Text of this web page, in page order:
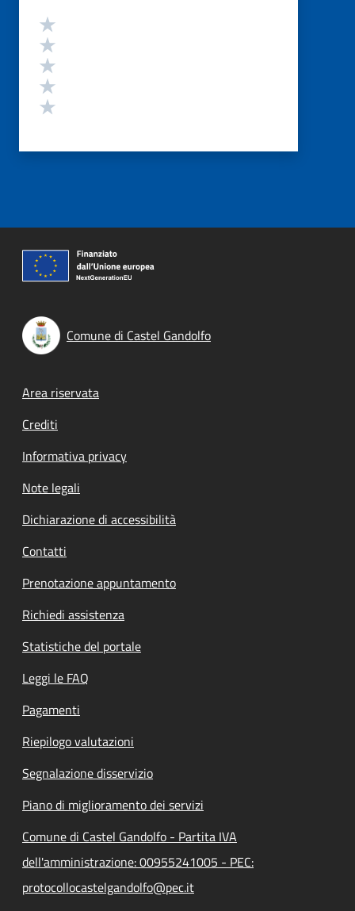
Valutazione
Comune di Castel Gandolfo
Footer menu
Area riservata
Crediti
Informativa privacy
Note legali
Dichiarazione di accessibilità
Contatti
Prenotazione appuntamento
Richiedi assistenza
Statistiche del portale
Leggi le FAQ
Pagamenti
Riepilogo valutazioni
Segnalazione disservizio
Piano di miglioramento dei servizi
Comune di Castel Gandolfo - Partita IVA
dell'amministrazione: 00955241005 - PEC:
protocollocastelgandolfo@pec.it